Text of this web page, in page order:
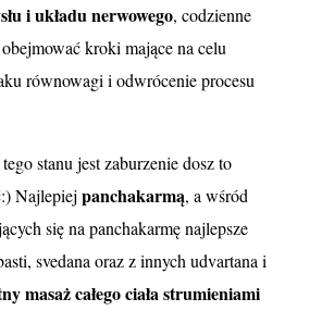
i układu nerwowego, codzienne
kroki mające na celu
równowagi i odwrócenie procesu
stanu jest zaburzenie dosz to
Najlepiej panchakarmą, a wśród
się na panchakarmę najlepsze
svedana oraz z innych udvartana i
masaż całego ciała strumieniami